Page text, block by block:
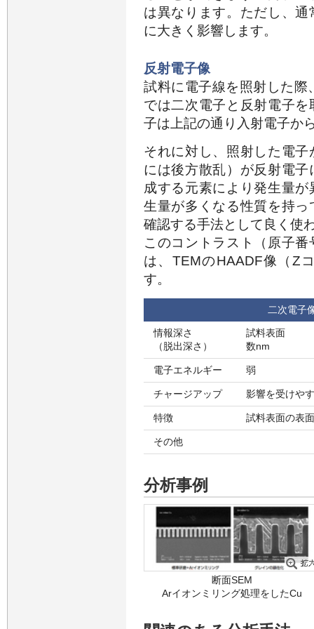
は異なります。ただし、
に大きく影響します。
反射電子像
試料に電子線を照射した
では二次電子と反射電子
子は上記の通り入射電子か
それに対し、照射した電
には後方散乱）が反射電
成する元素により発生量
生量が多くなる性質を持
確認する手法として良く使
このコントラスト（原子
は、TEMのHAADF像（Z
す。
二次電子
情報深さ
（脱出深さ）
試料表面
数nm
電子エネルギー 弱
チャージアップ 影響を受けや
特徴 試料表面の表
その他
分析事例
断面SEM
Arイオンミリング処理をしたCu